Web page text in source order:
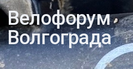
Велофорум
Волгограда